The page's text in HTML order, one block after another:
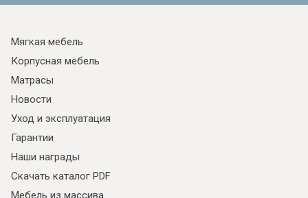
Мягкая мебель
Корпусная мебель
Матрасы
Новости
Уход и эксплуатация
Гарантии
Наши награды
Скачать каталог PDF
Мебель из массива